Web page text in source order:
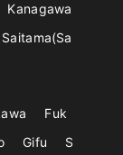
Kanagawa
Saitama Sa
Fuk
Gifu
S